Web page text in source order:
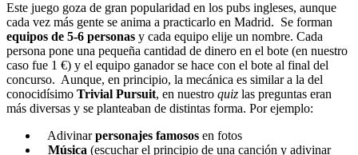
Este juego goza de gran popularidad en los pubs ingleses, aunque
cada vez más gente se anima a practicarlo en Madrid. Se forman
equipos de 5-6 personas y cada equipo elije un nombre. Cada
persona pone una pequeña cantidad de dinero en el bote (en nuestro
caso fue 1 €) y el equipo ganador se hace con el bote al final del
concurso. Aunque, en principio, la mecánica es similar a la del
conocidísimo Trivial Pursuit, en nuestro quiz las preguntas eran
más diversas y se planteaban de distintas forma. Por ejemplo:
Adivinarpersonajes famosos en fotos
Música (escuchar el principio de una canción y adivinar